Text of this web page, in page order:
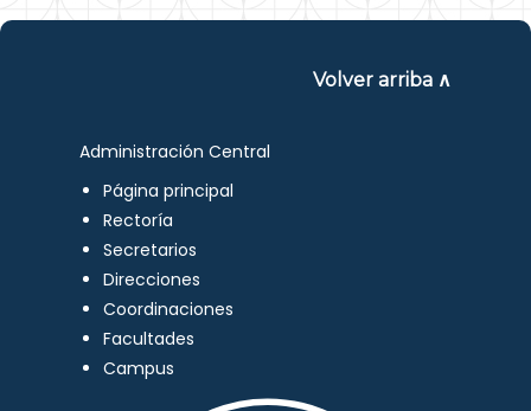
Volver arriba ∧
Administración Central
Página principal
Rectoría
Secretarios
Direcciones
Coordinaciones
Facultades
Campus